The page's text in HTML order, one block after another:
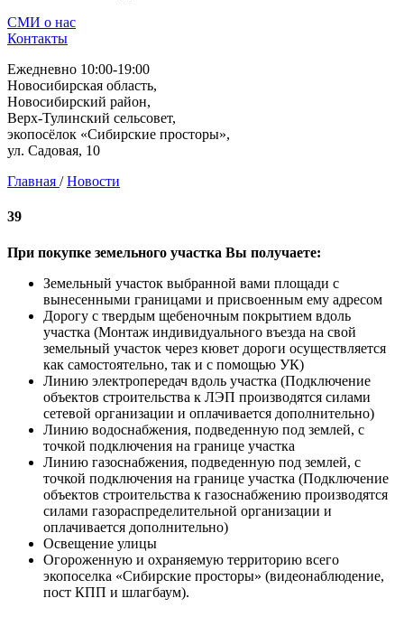
СМИ о нас
Контакты
Ежедневно 10:00-19:00
Новосибирская область,
Новосибирский район,
Верх-Тулинский сельсовет,
экопосёлок «Сибирские просторы»,
ул. Садовая, 10
Главная / Новости
39
При покупке земельного участка Вы получаете:
Земельный участок выбранной вами площади с
вынесенными границами и присвоенным ему адресом
Дорогу с твердым щебеночным покрытием вдоль
участка (Монтаж индивидуального въезда на свой
земельный участок через кювет дороги осуществляется
как самостоятельно, так и с помощью УК)
Линию электропередач вдоль участка (Подключение
объектов строительства к ЛЭП производятся силами
сетевой организации и оплачивается дополнительно)
Линию водоснабжения, подведенную под землей, с
точкой подключения на границе участка
Линию газоснабжения, подведенную под землей, с
точкой подключения на границе участка (Подключение
объектов строительства к газоснабжению производятся
силами газораспределительной организации и
оплачивается дополнительно)
Освещение улицы
Огороженную и охраняемую территорию всего
экопоселка «Сибирские просторы» (видеонаблюдение,
пост КПП и шлагбаум).